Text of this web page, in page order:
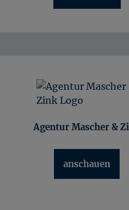
Zinshaus und Renditeobjekt Arnstadt
Agentur Mascher &
anschauen